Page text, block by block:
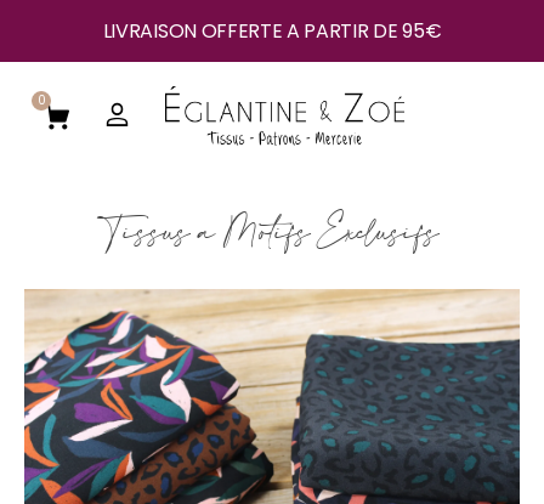
LIVRAISON OFFERTE A PARTIR DE 95€
0
Tissus à Motifs Exclusifs